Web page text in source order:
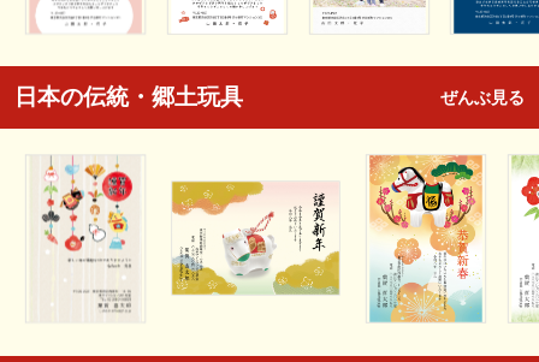
日本の伝統・郷土玩具 ぜんぶ見る